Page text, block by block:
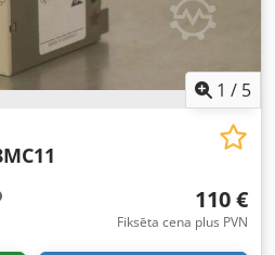
1 / 5
110 €
Fiksēta cena plus PVN